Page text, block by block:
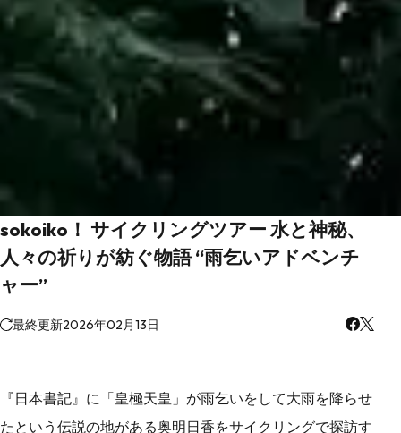
sokoiko！ サイクリングツアー 水と神秘、
人々の祈りが紡ぐ物語 “雨乞いアドベンチ
ャー”
最終更新2026年02月13日
『日本書記』に「皇極天皇」が雨乞いをして大雨を降らせ
たという伝説の地がある奥明日香をサイクリングで探訪す